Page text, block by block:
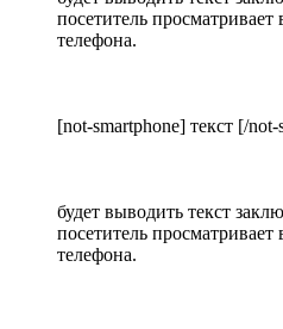
посетитель
телефона.
[not-smartphone] текст [/
будет выводить текст
посетитель
телефона.